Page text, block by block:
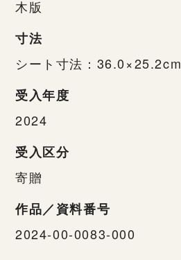
木版
寸法
シート寸法：36.0×25.2cm
受入年度
2024
受入区分
寄贈
作品／資料番号
2024-00-0083-000